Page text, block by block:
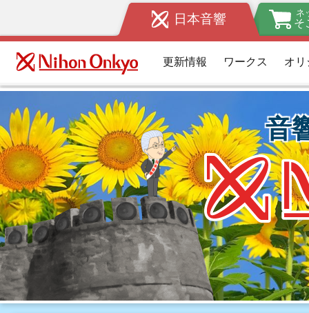
日本音響 ネ
そ
更新情報 ワークス オリ
Anya
新品
税込販売価格
Cooper
カムロッ
スコンタ
新品
税込販売価格